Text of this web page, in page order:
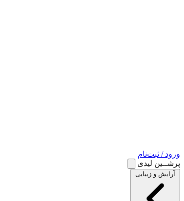
ورود / ثبت‌نام
پرشــین لیدی
آرایش و زیبایی